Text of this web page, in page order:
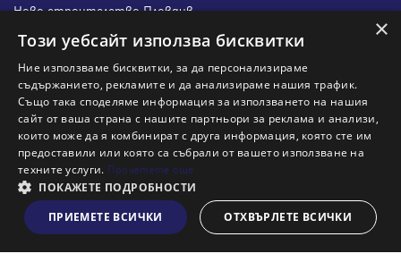
Виж на картата
Ново строителство Пловдив
Ново строителство Бургас
Защо да отдам имот с Адрес?
Наши офиси
Кариери
Кои сме ние?
Франчайз
Блог
Искаш ли да получаваш актуална информация за пазара
на недвижими имоти?
×
Този уебсайт използва бисквитки
Ние използваме бисквитки, за да персонализираме
съдържанието, рекламите и да анализираме нашия трафик.
Също така споделяме информация за използването на нашия
сайт от ваша страна с нашите партньори за реклама и анализи,
които може да я комбинират с друга информация, която сте им
предоставили или която са събрали от вашето използване на
техните услуги. Прочетете още
ПОКАЖЕТЕ ПОДРОБНОСТИ
ПРИЕМЕТЕ ВСИЧКИ
ОТХВЪРЛЕТЕ ВСИЧКИ